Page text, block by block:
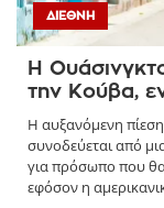
ΔΙΕΘΝΉ
Η
την Κούβα,
Η αυξανόμενη
συνοδεύεται από
για πρόσωπο που
εφόσον η